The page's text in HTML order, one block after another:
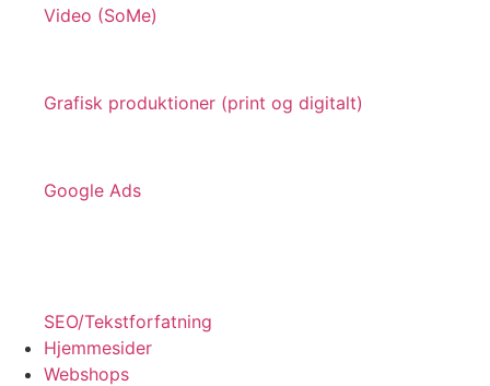
Video (SoMe)
Grafisk produktioner (print og digitalt)
Google Ads
SEO/Tekstforfatning
Hjemmesider
Webshops